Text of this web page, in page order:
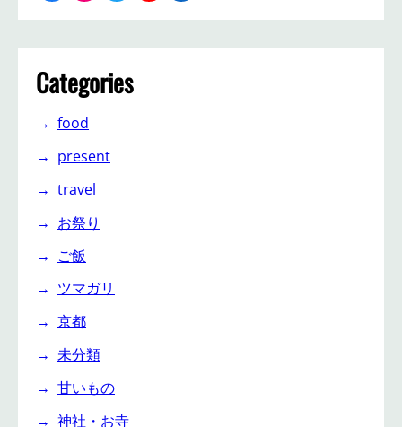
Categories
food
present
travel
お祭り
ご飯
ツマガリ
京都
未分類
甘いもの
神社・お寺